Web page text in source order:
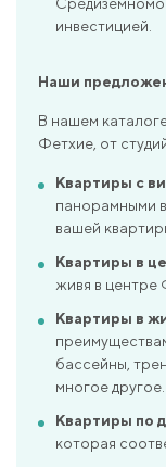
инвестицией.
Наши
В нашем
Фетхие, от
Квартиры с
панорамными
вашей
Квартиры в
живя в центре
Квартиры в
бассейны,
многое другое.
Квартиры по
которая